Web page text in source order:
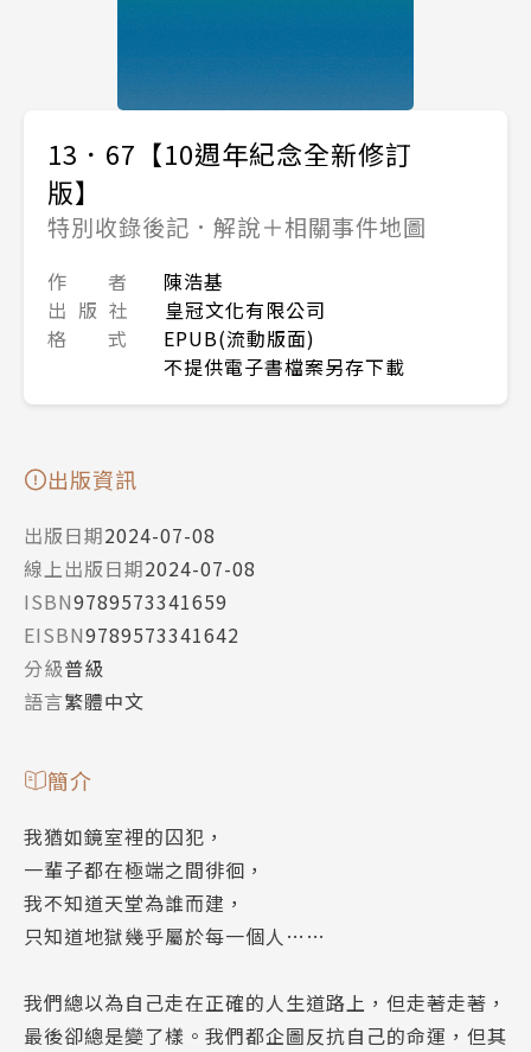
13．67【10週年紀念全新修訂
版】
特別收錄後記．解說＋相關事件地圖
作 者
陳浩基
出 版 社
皇冠文化有限公司
格 式
EPUB(流動版面)
不提供電子書檔案另存下載
出版資訊
出版日期2024-07-08
線上出版日期2024-07-08
ISBN9789573341659
EISBN9789573341642
分級普級
語言繁體中文
簡介
我猶如鏡室裡的囚犯，
一輩子都在極端之間徘徊，
我不知道天堂為誰而建，
只知道地獄幾乎屬於每一個人……
我們總以為自己走在正確的人生道路上，但走著走著，
最後卻總是變了樣。我們都企圖反抗自己的命運，但其